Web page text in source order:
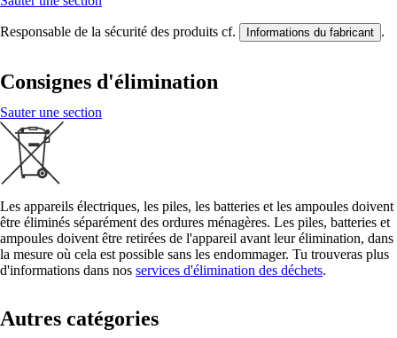
Responsable de la sécurité des produits cf. Informations du fabricant .
Consignes d'élimination
Sauter une section
Les appareils électriques, les piles, les batteries et les ampoules doivent
être éliminés séparément des ordures ménagères. Les piles, batteries et
ampoules doivent être retirées de l'appareil avant leur élimination, dans
la mesure où cela est possible sans les endommager. Tu trouveras plus
d'informations dans nos services d'élimination des déchets.
Autres catégories